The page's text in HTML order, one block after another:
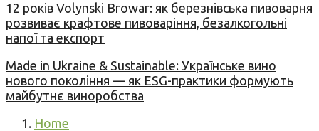
12 років Volynski Browar: як березнівська пивоварня
розвиває крафтове пивоваріння, безалкогольні
напої та експорт
Made in Ukraine & Sustainable: Українське вино
нового покоління — як ESG-практики формують
майбутнє виноробства
Home